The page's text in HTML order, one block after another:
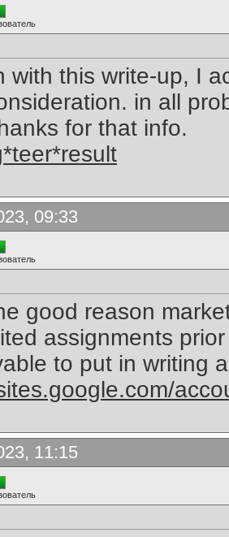
with this write-up, I
in all
for that info.
09:33
good reason
assignments
to put in writing
11:15